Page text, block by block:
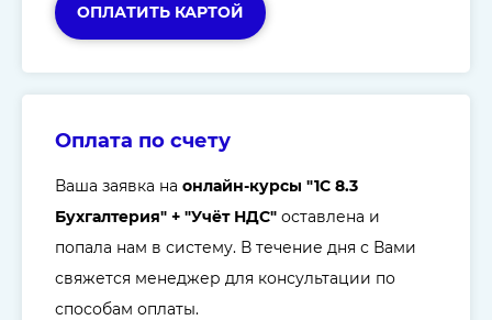
ОПЛАТИТЬ КАРТОЙ
Оплата по счету
Ваша заявка на онлайн-курсы "1C 8.3
Бухгалтерия" + "Учёт НДС" оставлена и
попала нам в систему. В течение дня с Вами
свяжется менеджер для консультации по
способам оплаты.